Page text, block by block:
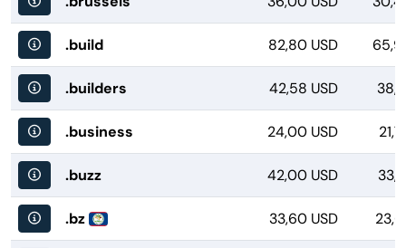
.build 82,80 USD
.builders 42,58 USD
.business 24,00 USD
.buzz 42,00 USD
.bz 33,60 USD